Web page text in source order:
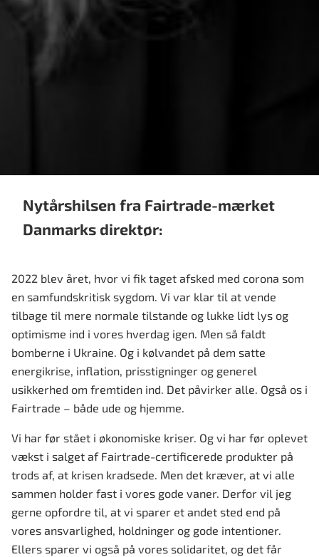
Nytårshilsen fra Fairtrade-mærket
Danmarks direktør:
2022 blev året, hvor vi fik taget afsked med corona som
en samfundskritisk sygdom. Vi var klar til at vende
tilbage til mere normale tilstande og lukke lidt lys og
optimisme ind i vores hverdag igen. Men så faldt
bomberne i Ukraine. Og i kølvandet på dem satte
energikrise, inflation, prisstigninger og generel
usikkerhed om fremtiden ind. Det påvirker alle. Også os i
Fairtrade – både ude og hjemme.
Vi har før stået i økonomiske kriser. Og vi har før oplevet
vækst i salget af Fairtrade-certificerede produkter på
trods af, at krisen kradsede. Men det kræver, at vi alle
sammen holder fast i vores gode vaner. Derfor vil jeg
gerne opfordre til, at vi sparer et andet sted end på
vores ansvarlighed, holdninger og gode intentioner.
Ellers sparer vi også på vores solidaritet, og det får